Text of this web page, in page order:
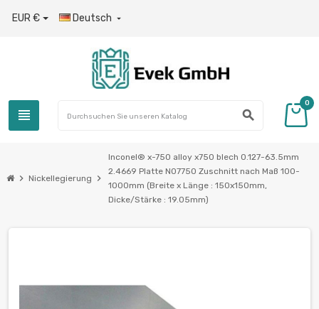
EUR € Deutsch 
view_headline search
0
chevron_right Nickellegierung chevron_right
Inconel® x-750 alloy x750 blech 0.127-63.5mm
2.4669 Platte N07750 Zuschnitt nach Maß 100-
1000mm (Breite x Länge : 150x150mm,
Dicke/Stärke : 19.05mm)